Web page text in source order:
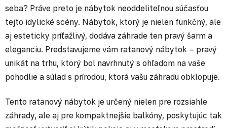
seba? Práve preto je nábytok neoddeliteľnou súčasťou
tejto idylické scény. Nábytok, ktorý je nielen funkčný, ale
aj esteticky príťažlivý, dodáva záhrade ten pravý šarm a
eleganciu. Predstavujeme vám ratanový nábytok – pravý
unikát na trhu, ktorý bol navrhnutý s ohľadom na vaše
pohodlie a súlad s prírodou, ktorá vašu záhradu obklopuje.
Tento ratanový nábytok je určený nielen pre rozsiahle
záhrady, ale aj pre kompaktnejšie balkóny, poskytujúc tak